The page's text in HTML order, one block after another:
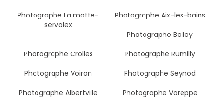
Photographe La motte-
servolex
Photographe Aix-les-bains
Photographe Belley
Photographe Crolles
Photographe Rumilly
Photographe Voiron
Photographe Seynod
Photographe Albertville
Photographe Voreppe